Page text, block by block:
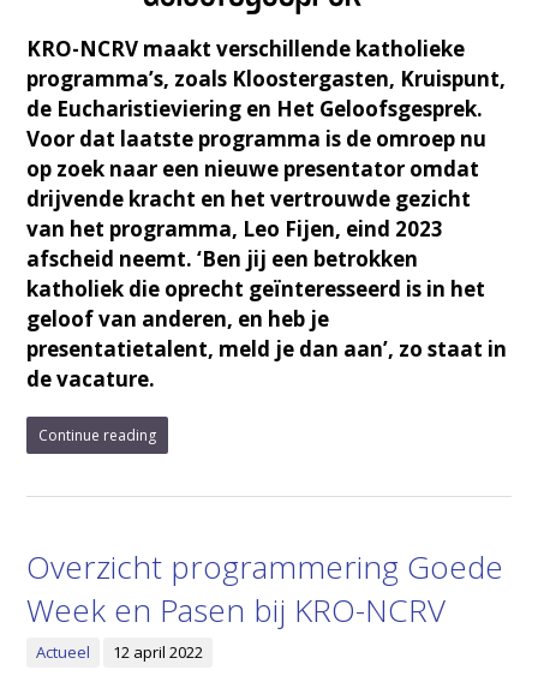
KRO-NCRV maakt verschillende katholieke
programma’s, zoals Kloostergasten, Kruispunt,
de Eucharistieviering en Het Geloofsgesprek.
Voor dat laatste programma is de omroep nu
op zoek naar een nieuwe presentator omdat
drijvende kracht en het vertrouwde gezicht
van het programma, Leo Fijen, eind 2023
afscheid neemt. ‘Ben jij een betrokken
katholiek die oprecht geïnteresseerd is in het
geloof van anderen, en heb je
presentatietalent, meld je dan aan’, zo staat in
de vacature.
Continue reading
Overzicht programmering Goede
Week en Pasen bij KRO-NCRV
Actueel 12 april 2022